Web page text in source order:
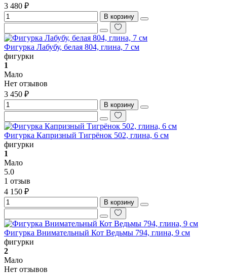
3 480 ₽
В корзину
Фигурка Лабубу, белая 804, глина, 7 см
фигурки
1
Мало
Нет отзывов
3 450 ₽
В корзину
Фигурка Капризный Тигрёнок 502, глина, 6 см
фигурки
1
Мало
5.0
1 отзыв
4 150 ₽
В корзину
Фигурка Внимательный Кот Ведьмы 794, глина, 9 см
фигурки
2
Мало
Нет отзывов